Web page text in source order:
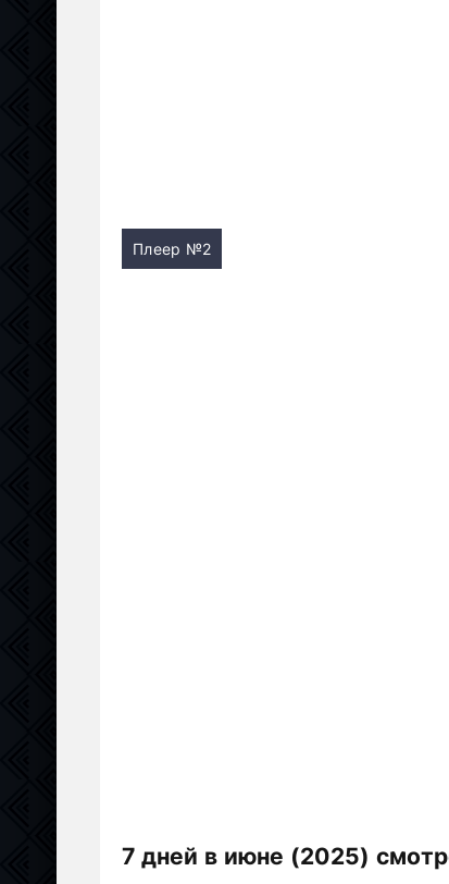
Плеер №2
7 дней в июне (2025)